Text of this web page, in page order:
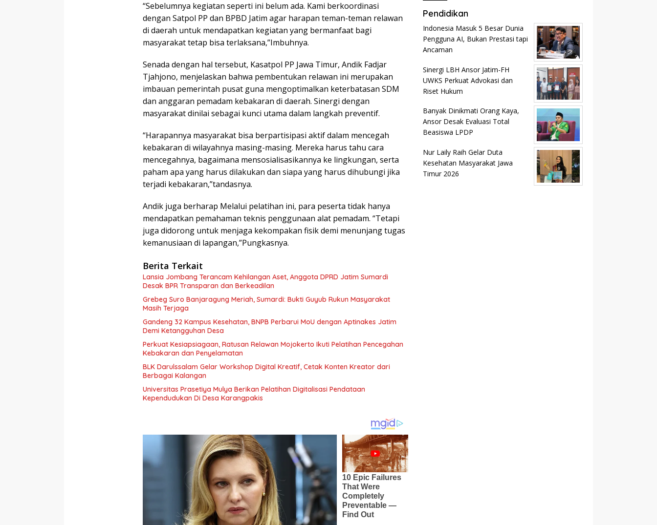
“Sebelumnya kegiatan seperti ini belum ada. Kami berkoordinasi
dengan Satpol PP dan BPBD Jatim agar harapan teman-teman relawan
di daerah untuk mendapatkan kegiatan yang bermanfaat bagi
masyarakat tetap bisa terlaksana,”Imbuhnya.
Senada dengan hal tersebut, Kasatpol PP Jawa Timur, Andik Fadjar
Tjahjono, menjelaskan bahwa pembentukan relawan ini merupakan
imbauan pemerintah pusat guna mengoptimalkan keterbatasan SDM
dan anggaran pemadam kebakaran di daerah. Sinergi dengan
masyarakat dinilai sebagai kunci utama dalam langkah preventif.
“Harapannya masyarakat bisa berpartisipasi aktif dalam mencegah
kebakaran di wilayahnya masing-masing. Mereka harus tahu cara
mencegahnya, bagaimana mensosialisasikannya ke lingkungan, serta
paham apa yang harus dilakukan dan siapa yang harus dihubungi jika
terjadi kebakaran,”tandasnya.
Andik juga berharap Melalui pelatihan ini, para peserta tidak hanya
mendapatkan pemahaman teknis penggunaan alat pemadam. “Tetapi
juga didorong untuk menjaga kekompakan fisik demi menunjang tugas
kemanusiaan di lapangan,”Pungkasnya.
Berita Terkait
Lansia Jombang Terancam Kehilangan Aset, Anggota DPRD Jatim Sumardi
Desak BPR Transparan dan Berkeadilan
Grebeg Suro Banjaragung Meriah, Sumardi: Bukti Guyub Rukun Masyarakat
Masih Terjaga
Gandeng 32 Kampus Kesehatan, BNPB Perbarui MoU dengan Aptinakes Jatim
Demi Ketangguhan Desa
Perkuat Kesiapsiagaan, Ratusan Relawan Mojokerto Ikuti Pelatihan Pencegahan
Kebakaran dan Penyelamatan
BLK Darulssalam Gelar Workshop Digital Kreatif, Cetak Konten Kreator dari
Berbagai Kalangan
Universitas Prasetiya Mulya Berikan Pelatihan Digitalisasi Pendataan
Kependudukan Di Desa Karangpakis
Pendidikan
Indonesia Masuk 5 Besar Dunia
Pengguna AI, Bukan Prestasi tapi
Ancaman
Sinergi LBH Ansor Jatim-FH
UWKS Perkuat Advokasi dan
Riset Hukum
Banyak Dinikmati Orang Kaya,
Ansor Desak Evaluasi Total
Beasiswa LPDP
Nur Laily Raih Gelar Duta
Kesehatan Masyarakat Jawa
Timur 2026